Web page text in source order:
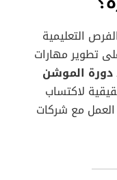
التعليمية
تطوير مهارات
دورة الموشن
لاكتساب
العمل مع شركات